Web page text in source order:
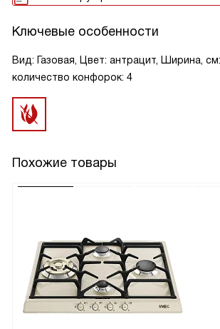
Ключевые особенности
Вид: Газовая, Цвет: антрацит, Ширина,
количество конфорок: 4
Похожие товары